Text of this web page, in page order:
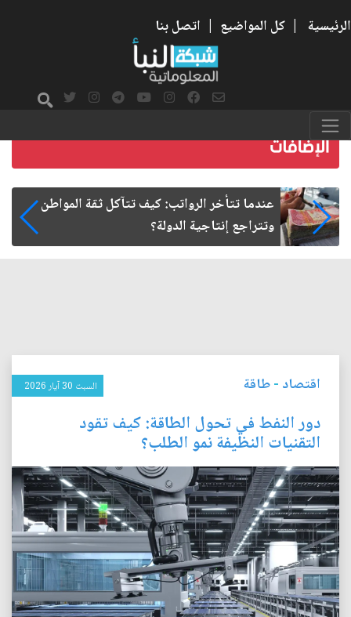
الرئيسية | كل المواضيع | اتصل بنا
صمت الطريق بعد الأربعين
اقتصاد -طاقة السبت 30 آيار 2026
دور النفط في تحول الطاقة: كيف تقود
التقنيات النظيفة نمو الطلب؟